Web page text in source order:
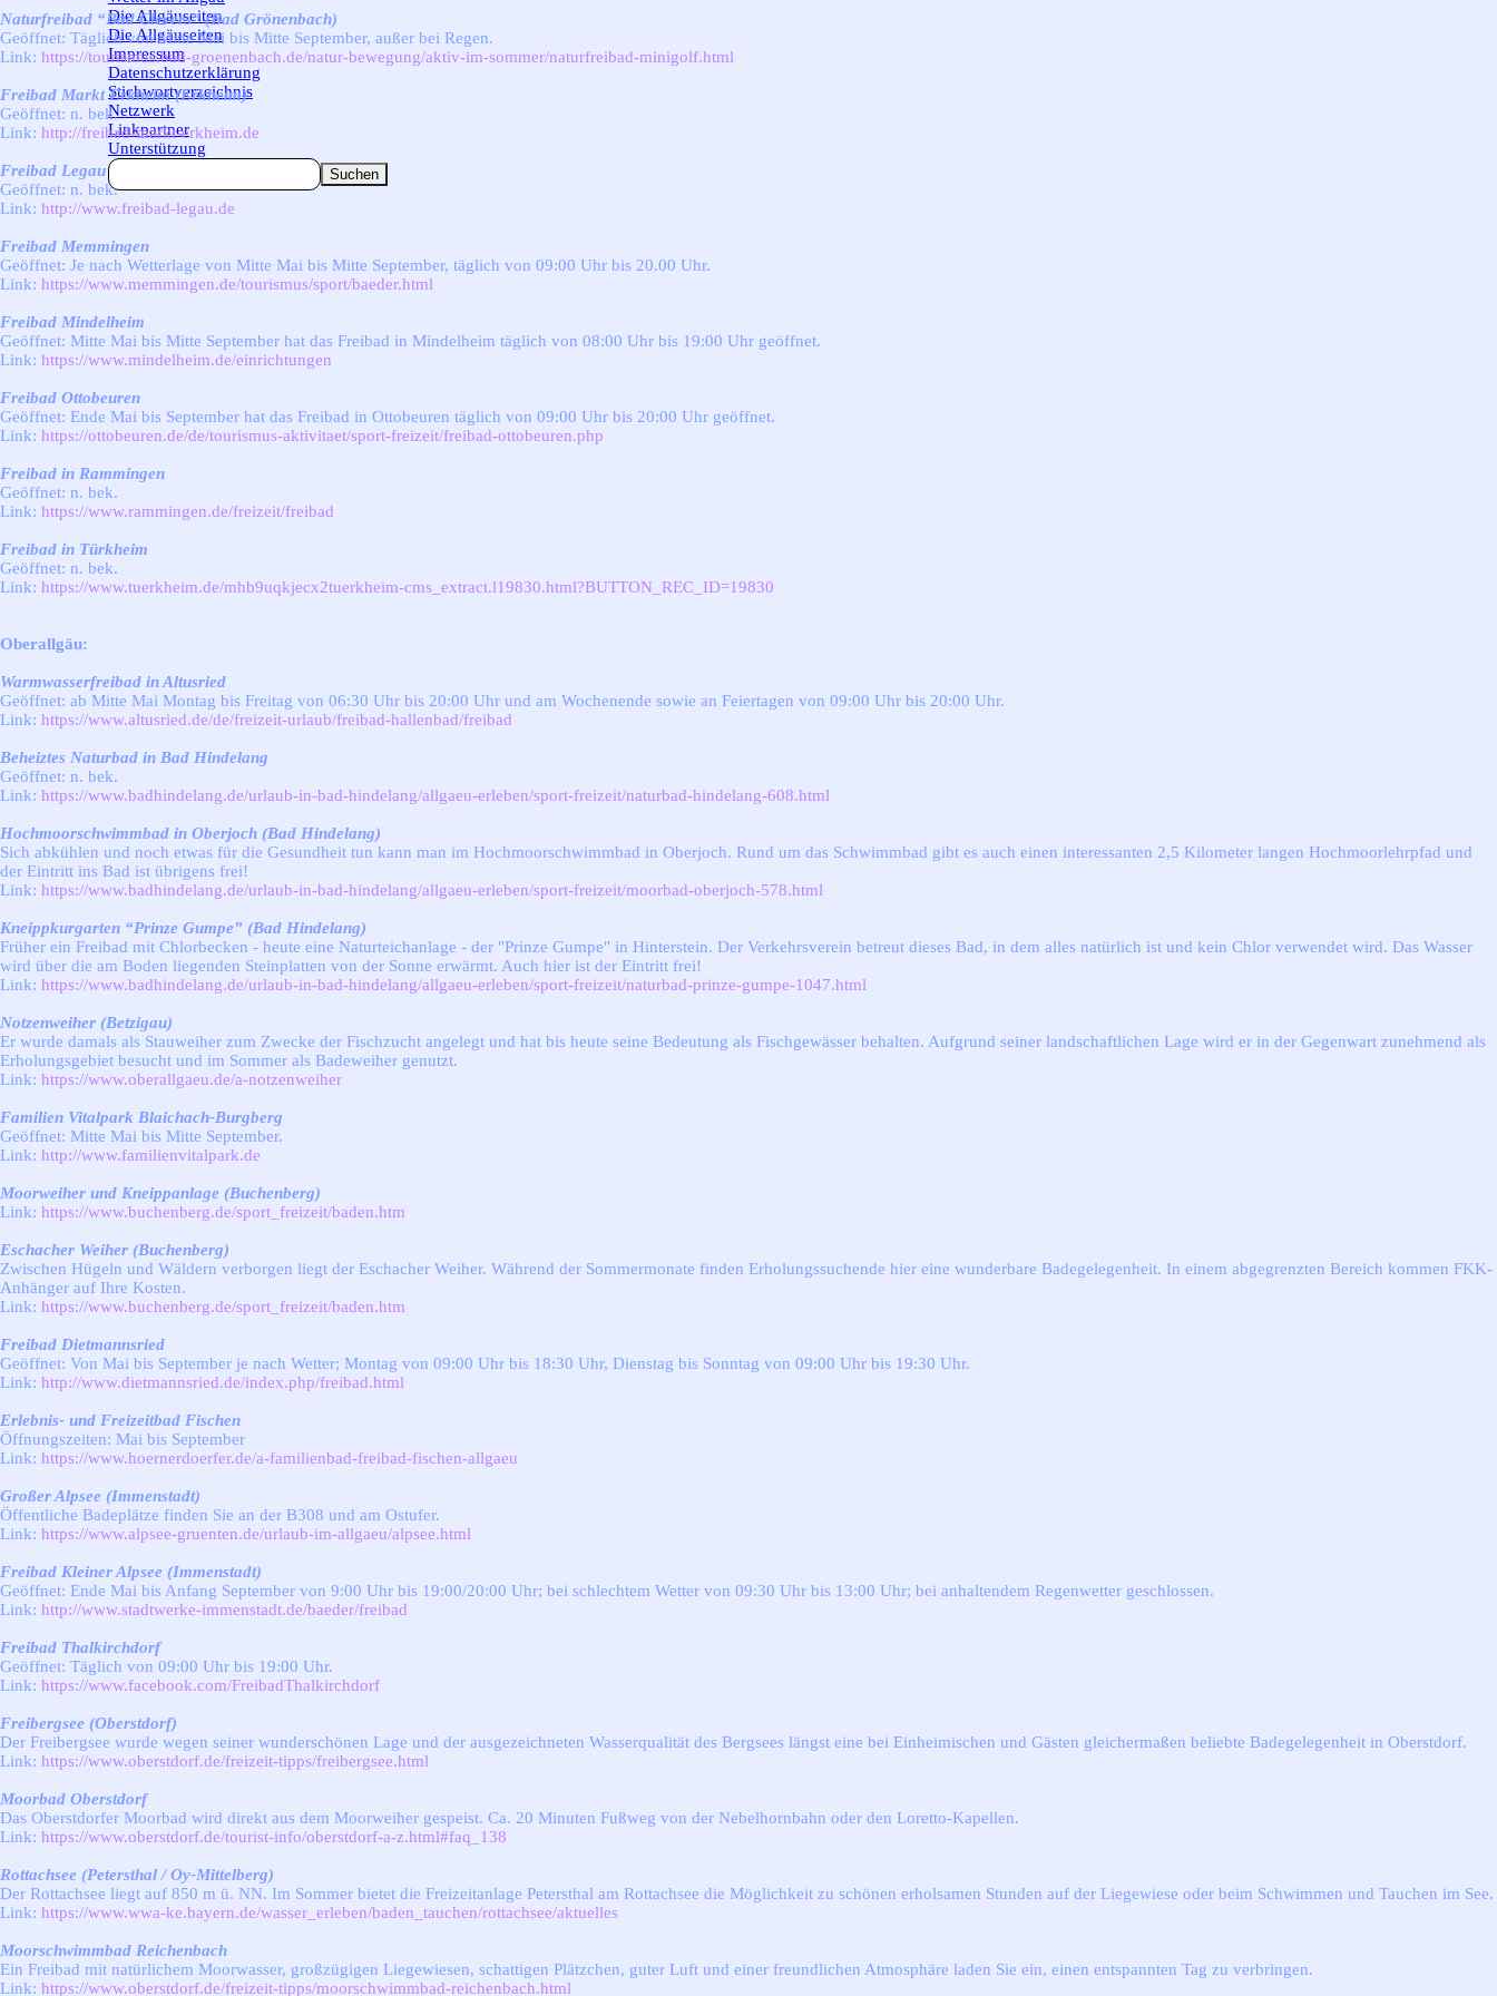
Die Allgäuseiten▼
Die Allgäuseiten
Impressum
Datenschutzerklärung
Stichwortverzeichnis
Netzwerk
Linkpartner
Unterstützung
Suchen
Naturfreibad “Bad Clevers” (Bad Grönenbach)
Geöffnet: Täglich von Mitte Mai bis Mitte September, außer bei Regen.
Link: https://tourismus.bad-groenenbach.de/natur-bewegung/aktiv-im-sommer/naturfreibad-minigolf.html
Freibad Markt Erkheim (Erkheim)
Geöffnet: n. bek.
Link: http://freibad-markt-erkheim.de
Freibad Legau
Geöffnet: n. bek.
Link: http://www.freibad-legau.de
Freibad Memmingen
Geöffnet: Je nach Wetterlage von Mitte Mai bis Mitte September, täglich von 09:00 Uhr bis 20.00 Uhr.
Link: https://www.memmingen.de/tourismus/sport/baeder.html
Freibad Mindelheim
Geöffnet: Mitte Mai bis Mitte September hat das Freibad in Mindelheim täglich von 08:00 Uhr bis 19:00 Uhr geöffnet.
Link: https://www.mindelheim.de/einrichtungen
Freibad Ottobeuren
Geöffnet: Ende Mai bis September hat das Freibad in Ottobeuren täglich von 09:00 Uhr bis 20:00 Uhr geöffnet.
Link: https://ottobeuren.de/de/tourismus-aktivitaet/sport-freizeit/freibad-ottobeuren.php
Freibad in Rammingen
Geöffnet: n. bek.
Link: https://www.rammingen.de/freizeit/freibad
Freibad in Türkheim
Geöffnet: n. bek.
Link: https://www.tuerkheim.de/mhb9uqkjecx2tuerkheim-cms_extract.l19830.html?BUTTON_REC_ID=19830
Oberallgäu:
Warmwasserfreibad in Altusried
Geöffnet: ab Mitte Mai Montag bis Freitag von 06:30 Uhr bis 20:00 Uhr und am Wochenende sowie an Feiertagen von 09:00 Uhr bis 20:00 Uhr.
Link: https://www.altusried.de/de/freizeit-urlaub/freibad-hallenbad/freibad
Beheiztes Naturbad in Bad Hindelang
Geöffnet: n. bek.
Link: https://www.badhindelang.de/urlaub-in-bad-hindelang/allgaeu-erleben/sport-freizeit/naturbad-hindelang-608.html
Hochmoorschwimmbad in Oberjoch (Bad Hindelang)
Sich abkühlen und noch etwas für die Gesundheit tun kann man im Hochmoorschwimmbad in Oberjoch. Rund um das Schwimmbad gibt es auch einen interessanten 2,5 Kilometer langen Hochmoorlehrpfad und
der Eintritt ins Bad ist übrigens frei!
Link: https://www.badhindelang.de/urlaub-in-bad-hindelang/allgaeu-erleben/sport-freizeit/moorbad-oberjoch-578.html
Kneippkurgarten “Prinze Gumpe” (Bad Hindelang)
Früher ein Freibad mit Chlorbecken - heute eine Naturteichanlage - der "Prinze Gumpe" in Hinterstein. Der Verkehrsverein betreut dieses Bad, in dem alles natürlich ist und kein Chlor verwendet wird. Das Wasser
wird über die am Boden liegenden Steinplatten von der Sonne erwärmt. Auch hier ist der Eintritt frei!
Link: https://www.badhindelang.de/urlaub-in-bad-hindelang/allgaeu-erleben/sport-freizeit/naturbad-prinze-gumpe-1047.html
Notzenweiher (Betzigau)
Er wurde damals als Stauweiher zum Zwecke der Fischzucht angelegt und hat bis heute seine Bedeutung als Fischgewässer behalten. Aufgrund seiner landschaftlichen Lage wird er in der Gegenwart zunehmend als
Erholungsgebiet besucht und im Sommer als Badeweiher genutzt.
Link: https://www.oberallgaeu.de/a-notzenweiher
Familien Vitalpark Blaichach-Burgberg
Geöffnet: Mitte Mai bis Mitte September.
Link: http://www.familienvitalpark.de
Moorweiher und Kneippanlage (Buchenberg)
Link: https://www.buchenberg.de/sport_freizeit/baden.htm
Eschacher Weiher (Buchenberg)
Zwischen Hügeln und Wäldern verborgen liegt der Eschacher Weiher. Während der Sommermonate finden Erholungssuchende hier eine wunderbare Badegelegenheit. In einem abgegrenzten Bereich kommen FKK-
Anhänger auf Ihre Kosten.
Link: https://www.buchenberg.de/sport_freizeit/baden.htm
Freibad Dietmannsried
Geöffnet: Von Mai bis September je nach Wetter; Montag von 09:00 Uhr bis 18:30 Uhr, Dienstag bis Sonntag von 09:00 Uhr bis 19:30 Uhr.
Link: http://www.dietmannsried.de/index.php/freibad.html
Erlebnis- und Freizeitbad Fischen
Öffnungszeiten: Mai bis September
Link: https://www.hoernerdoerfer.de/a-familienbad-freibad-fischen-allgaeu
Großer Alpsee (Immenstadt)
Öffentliche Badeplätze finden Sie an der B308 und am Ostufer.
Link: https://www.alpsee-gruenten.de/urlaub-im-allgaeu/alpsee.html
Freibad Kleiner Alpsee (Immenstadt)
Geöffnet: Ende Mai bis Anfang September von 9:00 Uhr bis 19:00/20:00 Uhr; bei schlechtem Wetter von 09:30 Uhr bis 13:00 Uhr; bei anhaltendem Regenwetter geschlossen.
Link: http://www.stadtwerke-immenstadt.de/baeder/freibad
Freibad Thalkirchdorf
Geöffnet: Täglich von 09:00 Uhr bis 19:00 Uhr.
Link: https://www.facebook.com/FreibadThalkirchdorf
Freibergsee (Oberstdorf)
Der Freibergsee wurde wegen seiner wunderschönen Lage und der ausgezeichneten Wasserqualität des Bergsees längst eine bei Einheimischen und Gästen gleichermaßen beliebte Badegelegenheit in Oberstdorf.
Link: https://www.oberstdorf.de/freizeit-tipps/freibergsee.html
Moorbad Oberstdorf
Das Oberstdorfer Moorbad wird direkt aus dem Moorweiher gespeist. Ca. 20 Minuten Fußweg von der Nebelhornbahn oder den Loretto-Kapellen.
Link: https://www.oberstdorf.de/tourist-info/oberstdorf-a-z.html#faq_138
Rottachsee (Petersthal / Oy-Mittelberg)
Der Rottachsee liegt auf 850 m ü. NN. Im Sommer bietet die Freizeitanlage Petersthal am Rottachsee die Möglichkeit zu schönen erholsamen Stunden auf der Liegewiese oder beim Schwimmen und Tauchen im See.
Link: https://www.wwa-ke.bayern.de/wasser_erleben/baden_tauchen/rottachsee/aktuelles
Moorschwimmbad Reichenbach
Ein Freibad mit natürlichem Moorwasser, großzügigen Liegewiesen, schattigen Plätzchen, guter Luft und einer freundlichen Atmosphäre laden Sie ein, einen entspannten Tag zu verbringen.
Link: https://www.oberstdorf.de/freizeit-tipps/moorschwimmbad-reichenbach.html